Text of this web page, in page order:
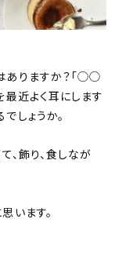
ありますか？「◯◯
最近よく耳にします
しょうか。
、飾り、食しなが
います。